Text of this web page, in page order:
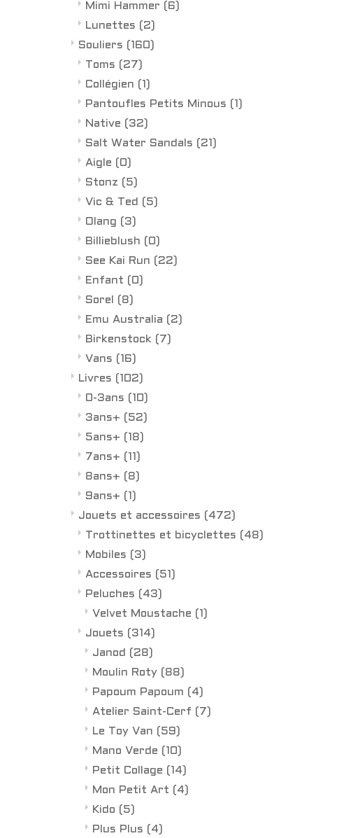
Mimi Hammer (6)
Lunettes (2)
Souliers (160)
Toms (27)
Collégien (1)
Pantoufles Petits Minous (1)
Native (32)
Salt Water Sandals (21)
Aigle (0)
Stonz (5)
Vic & Ted (5)
Olang (3)
Billieblush (0)
See Kai Run (22)
Enfant (0)
Sorel (8)
Emu Australia (2)
Birkenstock (7)
Vans (16)
Livres (102)
0-3ans (10)
3ans+ (52)
5ans+ (18)
7ans+ (11)
8ans+ (8)
9ans+ (1)
Jouets et accessoires (472)
Trottinettes et bicyclettes (48)
Mobiles (3)
Accessoires (51)
Peluches (43)
Velvet Moustache (1)
Jouets (314)
Janod (28)
Moulin Roty (88)
Papoum Papoum (4)
Atelier Saint-Cerf (7)
Le Toy Van (59)
Mano Verde (10)
Petit Collage (14)
Mon Petit Art (4)
Kido (5)
Plus Plus (4)